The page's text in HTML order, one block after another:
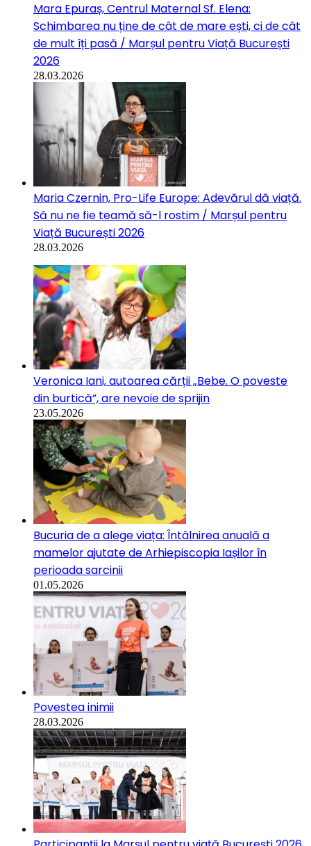
Mara Epuraș, Centrul Maternal Sf. Elena:
Schimbarea nu ține de cât de mare ești, ci de cât
de mult îți pasă / Marșul pentru Viață București
2026
28.03.2026
Maria Czernin, Pro-Life Europe: Adevărul dă viață.
Să nu ne fie teamă să-l rostim / Marșul pentru
Viață București 2026
28.03.2026
Veronica Iani, autoarea cărții „Bebe. O poveste
din burtică”, are nevoie de sprijin
23.05.2026
Bucuria de a alege viața: Întâlnirea anuală a
mamelor ajutate de Arhiepiscopia Iașilor în
perioada sarcinii
01.05.2026
Povestea inimii
28.03.2026